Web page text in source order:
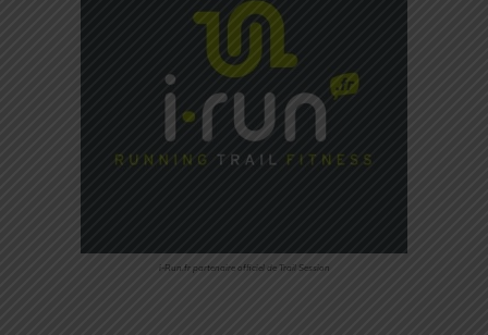
i-Run.fr partenaire officiel de Trail Session